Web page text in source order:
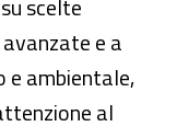
scelte
e a
e ambientale,
al